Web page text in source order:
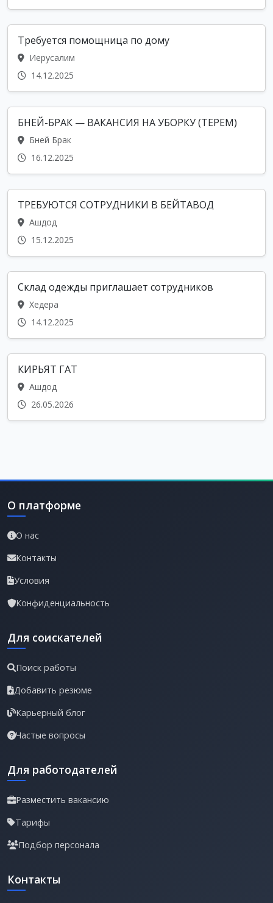
Требуется помощница по дому
Иерусалим
14.12.2025
БНЕЙ-БРАК — ВАКАНСИЯ НА УБОРКУ (ТЕРЕМ)
Бней Брак
16.12.2025
ТРЕБУЮТСЯ СОТРУДНИКИ В БЕЙТАВОД
Ашдод
15.12.2025
Склад одежды приглашает сотрудников
Хедера
14.12.2025
КИРЬЯТ ГАТ
Ашдод
26.05.2026
О платформе
О нас
Контакты
Условия
Конфиденциальность
Для соискателей
Поиск работы
Добавить резюме
Карьерный блог
Частые вопросы
Для работодателей
Разместить вакансию
Тарифы
Подбор персонала
Контакты